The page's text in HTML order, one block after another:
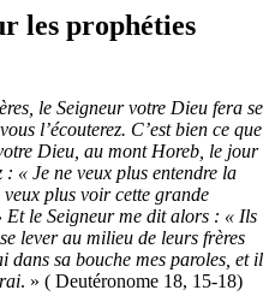
les prophéties
le Seigneur votre Dieu fera se
l’écouterez. C’est bien ce que
Dieu, au mont Horeb, le jour
: « Je ne veux plus entendre la
plus voir cette grande
le Seigneur me dit alors : « Ils
lever au milieu de leurs frères
dans sa bouche mes paroles, et il
. » ( Deutéronome 18, 15-18)